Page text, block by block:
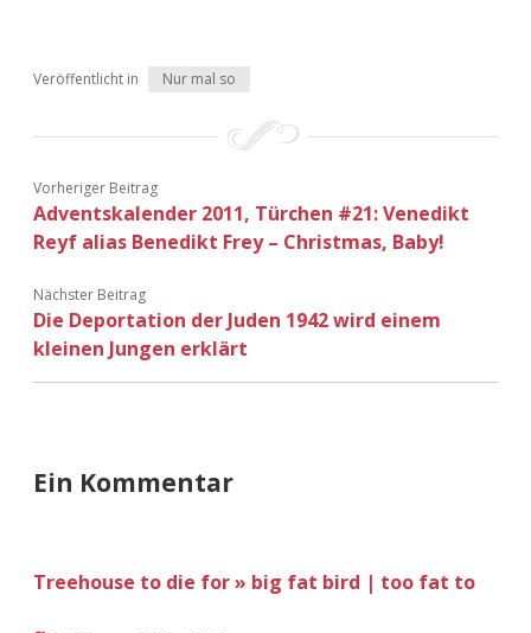
Adventskalender 2018
Adventskalender 2019
Adventskalender 2021
Adventskalender 2023
Veröffentlicht in Nur mal so
Vorheriger Beitrag
Adventskalender 2011, Türchen #21: Venedikt
Reyf alias Benedikt Frey – Christmas, Baby!
Nächster Beitrag
Die Deportation der Juden 1942 wird einem
kleinen Jungen erklärt
Ein Kommentar
Treehouse to die for » big fat bird | too fat to